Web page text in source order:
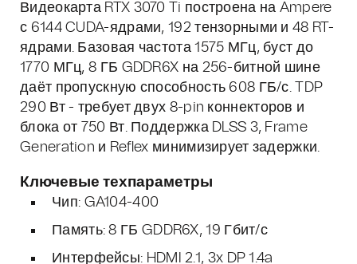
Видеокарта RTX 3070 Ti построена на Ampere
с 6144 CUDA-ядрами, 192 тензорными и 48 RT-
ядрами. Базовая частота 1575 МГц, буст до
1770 МГц, 8 ГБ GDDR6X на 256-битной шине
даёт пропускную способность 608 ГБ/с. TDP
290 Вт - требует двух 8-pin коннекторов и
блока от 750 Вт. Поддержка DLSS 3, Frame
Generation и Reflex минимизирует задержки.
Ключевые техпараметры
Чип: GA104-400
Память: 8 ГБ GDDR6X, 19 Гбит/с
Интерфейсы: HDMI 2.1, 3x DP 1.4a